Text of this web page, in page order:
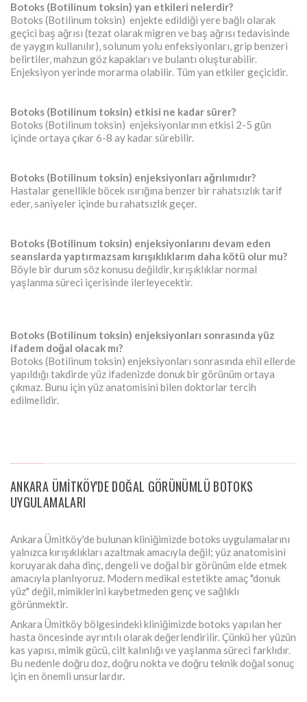
Botoks (Botilinum toksin) yan etkileri nelerdir?
Botoks (Botilinum toksin) enjekte edildiği yere bağlı olarak
geçici baş ağrısı (tezat olarak migren ve baş ağrısı tedavisinde
de yaygın kullanılır), solunum yolu enfeksiyonları, grip benzeri
belirtiler, mahzun göz kapakları ve bulantı oluşturabilir.
Enjeksiyon yerinde morarma olabilir. Tüm yan etkiler geçicidir.
Botoks (Botilinum toksin) etkisi ne kadar sürer?
Botoks (Botilinum toksin) enjeksiyonlarının etkisi 2-5 gün
içinde ortaya çıkar 6-8 ay kadar sürebilir.
Botoks (Botilinum toksin) enjeksiyonları ağrılımıdır?
Hastalar genellikle böcek ısırığına benzer bir rahatsızlık tarif
eder, saniyeler içinde bu rahatsızlık geçer.
Botoks (Botilinum toksin) enjeksiyonlarını devam eden
seanslarda yaptırmazsam kırışıklıklarım daha kötü olur mu?
Böyle bir durum söz konusu değildir, kırışıklıklar normal
yaşlanma süreci içerisinde ilerleyecektir.
Botoks (Botilinum toksin) enjeksiyonları sonrasında yüz
ifadem doğal olacak mı?
Botoks (Botilinum toksin) enjeksiyonları sonrasında ehil ellerde
yapıldığı takdirde yüz ifadenizde donuk bir görünüm ortaya
çıkmaz. Bunu için yüz anatomisini bilen doktorlar tercih
edilmelidir.
ANKARA ÜMITKÖY'DE DOĞAL GÖRÜNÜMLÜ BOTOKS
UYGULAMALARI
Ankara Ümitköy'de bulunan kliniğimizde botoks uygulamalarını
yalnızca kırışıklıkları azaltmak amacıyla değil; yüz anatomisini
koruyarak daha dinç, dengeli ve doğal bir görünüm elde etmek
amacıyla planlıyoruz. Modern medikal estetikte amaç "donuk
yüz" değil, mimiklerini kaybetmeden genç ve sağlıklı
görünmektir.
Ankara Ümitköy bölgesindeki kliniğimizde botoks yapılan her
hasta öncesinde ayrıntılı olarak değerlendirilir. Çünkü her yüzün
kas yapısı, mimik gücü, cilt kalınlığı ve yaşlanma süreci farklıdır.
Bu nedenle doğru doz, doğru nokta ve doğru teknik doğal sonuç
için en önemli unsurlardır.